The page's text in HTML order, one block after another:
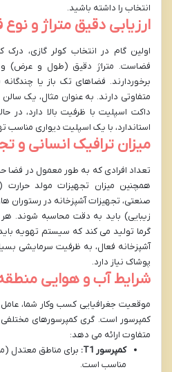
انتخاب را داشته باشید.
ارزیابی دقیق متراژ و
اولین گام در انتخاب کولر گازی،
فضاست. متراژ دقیق (طول و عرض) و
برخوردارند. فضاهای تک باز یا
متفاوتی دارند. به عنوان مثال، یک
داکت اسپلیت با ظرفیت بالا دارد،
استاندارد، با یک اسپلیت دیواری
میزان ترافیک انسانی و
تعداد افرادی که به طور معمول در فضا
همچنین میزان تجهیزات مولد حرارت
صنعتی، تجهیزات آشپزخانه در رستوران
زیبایی) باید به دقت محاسبه شوند.
گرما تولید می کند که سیستم تهویه
آشپزخانه فعال، به ظرفیت سرمایشی
پوشاک نیاز دارد.
شرایط آب و هوایی
موقعیت جغرافیایی کسب وکار شما،
کمپرسور است. گری کمپرسورهای
متفاوت ارائه می دهد:
کمپرسور T1:
برای مناطق معتدل
مناسب است.